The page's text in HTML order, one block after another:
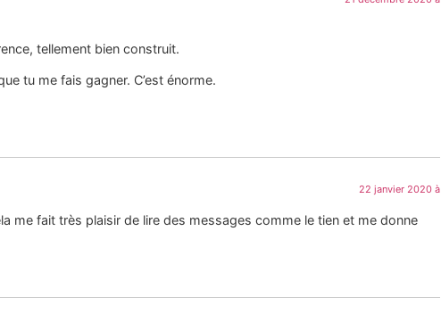
tellement bien construit.
tu me fais gagner. C’est énorme.
22 janvier 2020 à
me fait très plaisir de lire des messages comme le tien et me donne